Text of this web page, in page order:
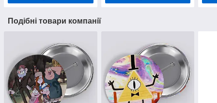
Подібні товари компанії